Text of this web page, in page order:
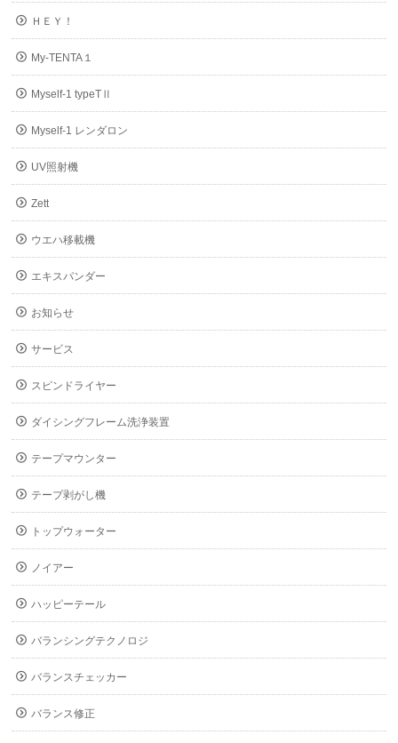
ＨＥＹ！
My-TENTA１
Myself-1 typeTⅡ
Myself-1 レンダロン
UV照射機
Zett
ウエハ移載機
エキスパンダー
お知らせ
サービス
スピンドライヤー
ダイシングフレーム洗浄装置
テープマウンター
テープ剥がし機
トップウォーター
ノイアー
ハッピーテール
バランシングテクノロジ
バランスチェッカー
バランス修正